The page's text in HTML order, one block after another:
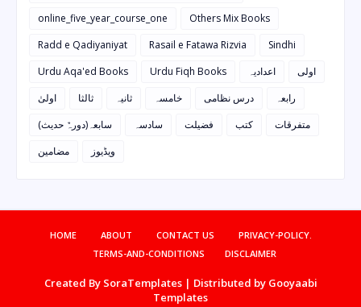
online_five_year_course_one
Others Mix Books
Radd e Qadiyaniyat
Rasail e Fatawa Rizvia
Sindhi
Urdu Aqa'ed Books
Urdu Fiqh Books اعدادیہ
اولی
اولیٰ
ثالثا ثانیہ خامسہ درس نظامی
رابعہ
سابعہ(دورہٌ حدیث)
سادسہ فضیلت کتب
متفرقات
مضامین
ویڈیوز
HOME ABOUT CONTACT US
PRIVACY-POLICY.
TERMS-AND-CONDITIONS
DISCLAIMER
Created By SoraTemplates| Distributed by Gooyaabi
Templates